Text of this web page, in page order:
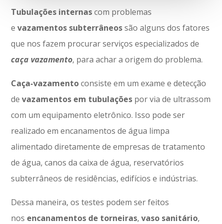
Tubulações internascom problemas
evazamentos subterrâneossão alguns dos fatores
que nos fazem procurar serviços especializados de
caça vazamento, para achar a origem do problema.
Caça-vazamentoconsiste em um exame e detecção
devazamentos em tubulações por via de ultrassom
com um equipamento eletrônico. Isso pode ser
realizado em encanamentos de água limpa
alimentado diretamente de empresas de tratamento
de água, canos da caixa de água, reservatórios
subterrâneos de residências, edifícios e indústrias.
Dessa maneira, os testes podem ser feitos
nos encanamentos de torneiras,vaso sanitário,